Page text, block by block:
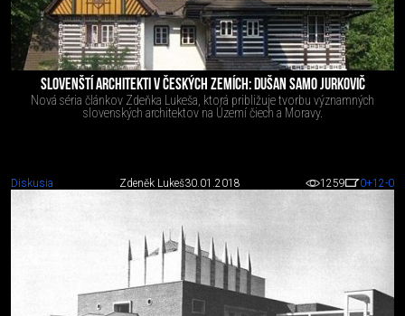
SLOVENŠTÍ ARCHITEKTI V ČESKÝCH ZEMÍCH: DUŠAN SAMO JURKOVIČ
Nová séria článkov Zdeňka Lukeša, ktorá približuje tvorbu významných
slovenských architektov na Území čiech a Moravy.
Diskusia Zdeněk Lukeš30.01.2018 1259 0+12-0